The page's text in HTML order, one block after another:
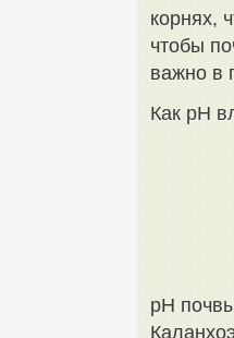
корнях,
чтобы
важно в
Как pH
pH